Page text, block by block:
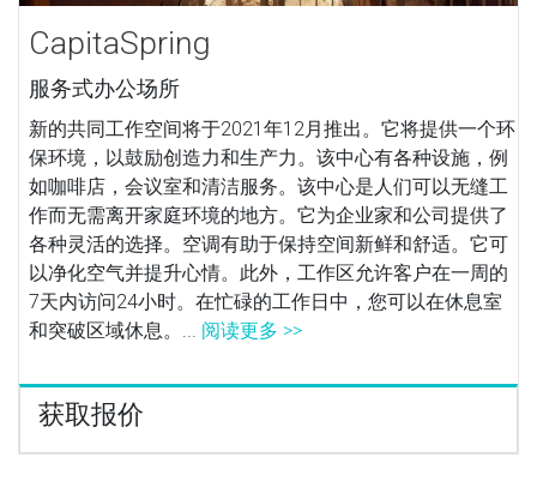
CapitaSpring
服务式办公场所
新的共同工作空间将于2021年12月推出。它将提供一个环
保环境，以鼓励创造力和生产力。该中心有各种设施，例
如咖啡店，会议室和清洁服务。该中心是人们可以无缝工
作而无需离开家庭环境的地方。它为企业家和公司提供了
各种灵活的选择。空调有助于保持空间新鲜和舒适。它可
以净化空气并提升心情。此外，工作区允许客户在一周的
7天内访问24小时。在忙碌的工作日中，您可以在休息室
和突破区域休息。... 阅读更多 >>
获取报价